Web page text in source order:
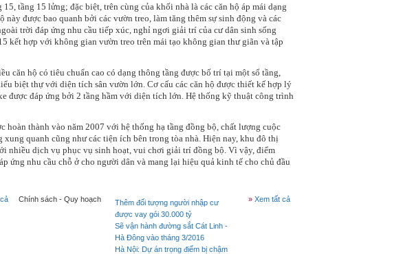
tầng 15 lửng; đặc biệt, trên cùng của khối nhà là các căn hộ áp mái dạng
được bao quanh bởi các vườn treo, làm tăng thêm sự sinh động và các
trời đáp ứng nhu cầu tiếp xúc, nghỉ ngơi giải trí của cư dân sinh sống
kết hợp với không gian vườn treo trên mái tạo không gian thư giãn và tập
căn hộ có tiêu chuẩn cao có dạng thông tầng được bố trí tại một số tầng,
biệt thự với diện tích sân vườn lớn. Cơ cấu các căn hộ được thiết kế hợp lý
được đáp ứng bởi 2 tầng hầm với diện tích lớn. Hệ thống kỹ thuật công trình
hoàn thành vào năm 2007 với hệ thống hạ tầng đồng bộ, chất lượng cuộc
quanh cũng như các tiện ích bên trong tòa nhà. Hiện nay, khu đô thị
nhiều dịch vụ phục vụ sinh hoạt, vui chơi giải trí đồng bộ. Vì vậy, điểm
ứng nhu cầu chỗ ở cho người dân và mang lại hiệu quả kinh tế cho chủ đầu
Chính sách - Quy hoạch » Xem tất cả
Thêm đối tượng người nhập cư
được vay gói 30.000 tỷ
Sẽ vận hành đường sắt Cát Linh -
Hà Đông vào tháng 3/2016
Hà Nội: Dự án trọng điểm bị chậm